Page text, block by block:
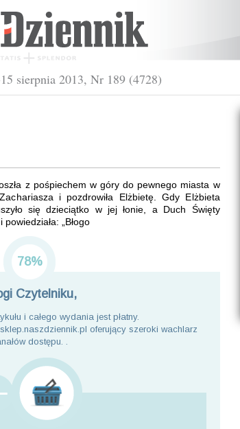
sierpnia 2013, Nr 189 (4728)
z pośpiechem w góry do pewnego miasta w
i pozdrowiła Elżbietę. Gdy Elżbieta
się dzieciątko w jej łonie, a Duch Święty
„Błogo
78%
Czytelniku,
i całego wydania jest płatny.
oferujący szeroki wachlarz
dostępu. .